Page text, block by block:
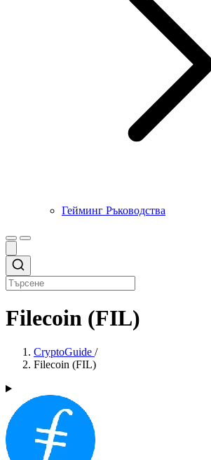
Гейминг Ръководства
Filecoin (FIL)
CryptoGuide /
Filecoin (FIL)